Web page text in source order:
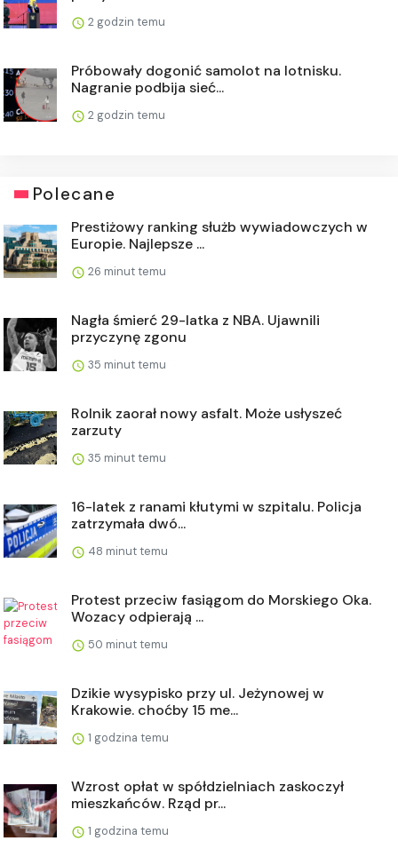
2 godzin temu
Próbowały dogonić samolot na lotnisku.
Nagranie podbija sieć...
2 godzin temu
Polecane
Prestiżowy ranking służb wywiadowczych w
Europie. Najlepsze ...
26 minut temu
Nagła śmierć 29-latka z NBA. Ujawnili
przyczynę zgonu
35 minut temu
Rolnik zaorał nowy asfalt. Może usłyszeć
zarzuty
35 minut temu
16-latek z ranami kłutymi w szpitalu. Policja
zatrzymała dwó...
48 minut temu
Protest przeciw fasiągom do Morskiego Oka.
Wozacy odpierają ...
50 minut temu
Dzikie wysypisko przy ul. Jeżynowej w
Krakowie. choćby 15 me...
1 godzina temu
Wzrost opłat w spółdzielniach zaskoczył
mieszkańców. Rząd pr...
1 godzina temu